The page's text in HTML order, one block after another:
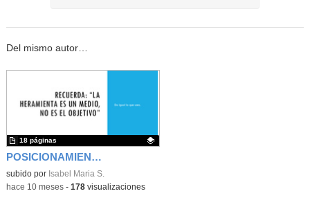
Del mismo autor…
POSICIONAMIENTO SEO- INVESTIGACIÓN Y ESTRATEGIA DE PALABRAS CLAVE
Contenido educativo.
subido por Isabel Maria S.
18 páginas
-hace 10 meses- 178visualizaciones